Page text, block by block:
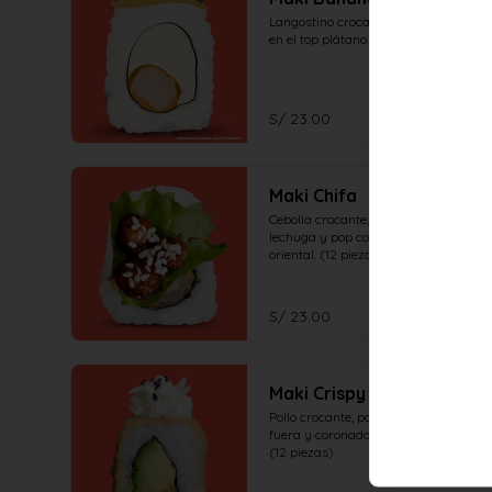
Langostino crocante, queso crema,
en el top plátano. (12 piezas)
S/ 23.00
Maki Chifa
Cebolla crocante, palta, coronado de
lechuga y pop corn de pollo en salsa
oriental. (12 piezas)
S/ 23.00
Maki Crispy
Pollo crocante, palta, crocante por
fuera y coronado de ensalada oishi.
(12 piezas)